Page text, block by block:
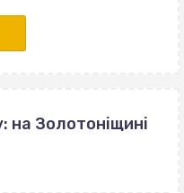
на Золотоніщині